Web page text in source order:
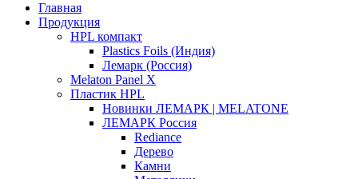
Главная
Продукция
HPL компакт
Plastics Foils (Индия)
Лемарк (Россия)
Melaton Panel X
Пластик HPL
Новинки ЛЕМАРК | MELATONE
ЛЕМАРК Россия
Rediance
Дерево
Камни